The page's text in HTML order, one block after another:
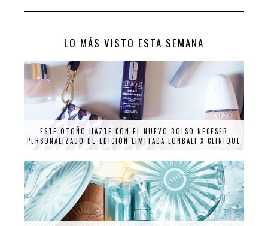
LO MÁS VISTO ESTA SEMANA
ESTE OTOÑO HAZTE CON EL NUEVO BOLSO-NECESER
PERSONALIZADO DE EDICIÓN LIMITADA LONBALI X CLINIQUE